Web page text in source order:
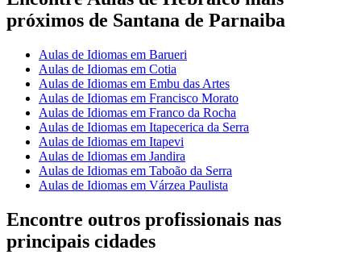
próximos de Santana de Parnaiba
Aulas de Idiomas em Barueri
Aulas de Idiomas em Cotia
Aulas de Idiomas em Embu das Artes
Aulas de Idiomas em Francisco Morato
Aulas de Idiomas em Franco da Rocha
Aulas de Idiomas em Itapecerica da Serra
Aulas de Idiomas em Itapevi
Aulas de Idiomas em Jandira
Aulas de Idiomas em Taboão da Serra
Aulas de Idiomas em Várzea Paulista
Encontre outros profissionais nas
principais cidades